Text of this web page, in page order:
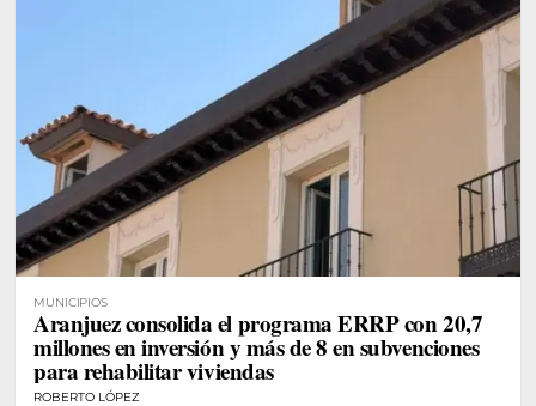
MUNICIPIOS
Aranjuez consolida el programa ERRP con 20,7
millones en inversión y más de 8 en subvenciones
para rehabilitar viviendas
ROBERTO LÓPEZ